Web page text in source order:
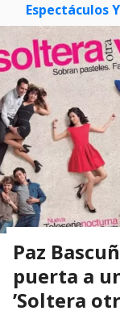
Espectáculos
Paz
puerta a
’Soltera